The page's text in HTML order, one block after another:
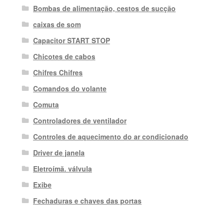
Bombas de alimentação, cestos de sucção
caixas de som
Capacitor START STOP
Chicotes de cabos
Chifres Chifres
Comandos do volante
Comuta
Controladores de ventilador
Controles de aquecimento do ar condicionado
Driver de janela
Eletroímã. válvula
Exibe
Fechaduras e chaves das portas